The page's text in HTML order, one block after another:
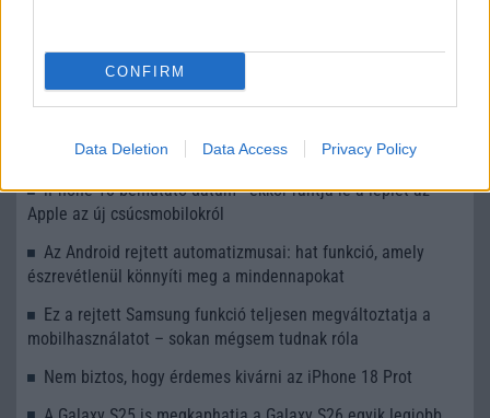
CONFIRM
Data Deletion Data Access Privacy Policy
LEGOLVASOTTABBAK
UI 9 frissítésből – itt a lista az érintett modellekről
iPhone 18 bemutató dátum - ekkor rántja le a leplet az
Apple az új csúcsmobilokról
Az Android rejtett automatizmusai: hat funkció, amely
észrevétlenül könnyíti meg a mindennapokat
Ez a rejtett Samsung funkció teljesen megváltoztatja a
mobilhasználatot – sokan mégsem tudnak róla
Nem biztos, hogy érdemes kivárni az iPhone 18 Prot